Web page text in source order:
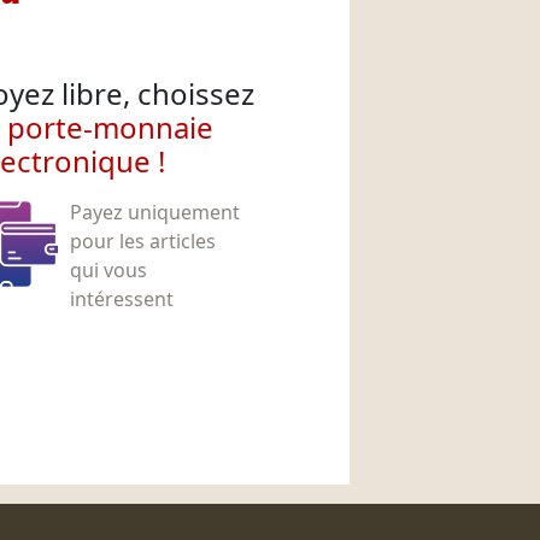
libre, choissez
porte-monnaie
!
Payez uniquement
pour les articles
qui vous
intéressent